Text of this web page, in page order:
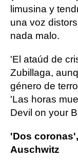
limusina y
una voz
nada malo.
'El ataúd de
Zubillaga,
género de
'Las horas
Devil on your
'Dos
Auschwitz